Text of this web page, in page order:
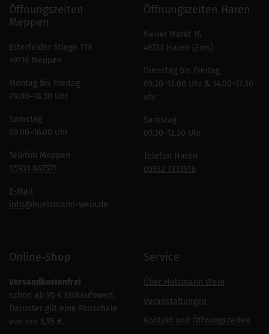
Öffnungszeiten
Meppen
Esterfelder Stiege 119
49716 Meppen
Montag bis Freitag
09.00–18.30 Uhr
Samstag
09.00–16.00 Uhr
Telefon Meppen
05931 847571
E-Mail
info@huelsmann-wein.de
Öffnungszeiten Haren
Neuer Markt 16
49733 Haren (Ems)
Dienstag bis Freitag
09.30–13.00 Uhr & 14.00–17.30
uhr
Samstag
09.30–12.30 Uhr
Telefon Haren
05932 7333916
Online-Shop
Versandkostenfrei
schon ab 95 € Einkaufswert.
Darunter gilt eine Pauschale
von nur 6,95 €.
Service
Über Hülsmann Wein
Veranstaltungen
Kontakt und Öffnungszeiten